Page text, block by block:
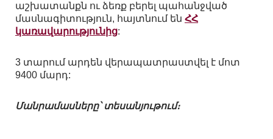
աշխատանքն ու ձեռք բերել պահանջված
մասնագիտություն, հայտնում են ՀՀ
կառավարությունից:
3 տարում արդեն վերապատրաստվել է մոտ
9400 մարդ:
Մանրամասները՝ տեսանյութում։